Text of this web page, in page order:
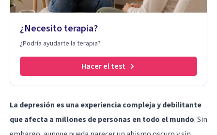
¿Necesito terapia?
¿Podría ayudarte la terapia?
Hacer el test
La depresión es una experiencia compleja y debilitante
que afecta a millones de personas en todo el mundo. Sin